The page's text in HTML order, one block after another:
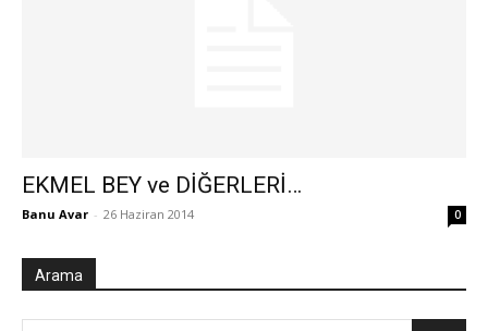
EKMEL BEY ve DİĞERLERİ…
Banu Avar - 26 Haziran 2014 0
Arama